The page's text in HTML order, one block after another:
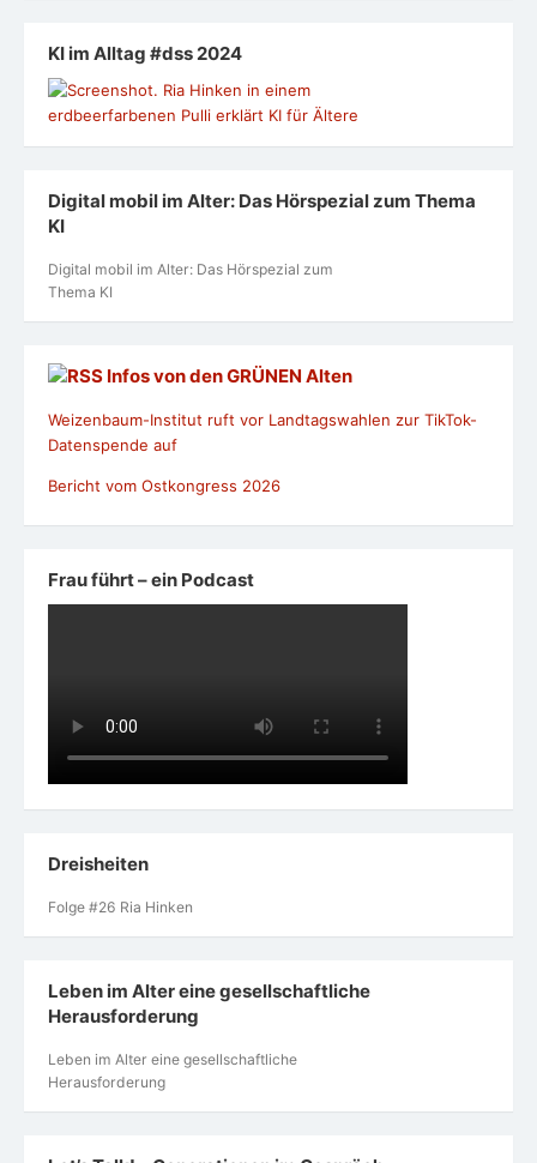
KI im Alltag #dss 2024
Digital mobil im Alter: Das Hörspezial zum Thema
KI
Digital mobil im Alter: Das Hörspezial zum
Thema KI
Infos von den GRÜNEN Alten
Weizenbaum-Institut ruft vor Landtagswahlen zur TikTok-
Datenspende auf
Bericht vom Ostkongress 2026
Frau führt – ein Podcast
Dreisheiten
Folge #26 Ria Hinken
Leben im Alter eine gesellschaftliche
Herausforderung
Leben im Alter eine gesellschaftliche
Herausforderung